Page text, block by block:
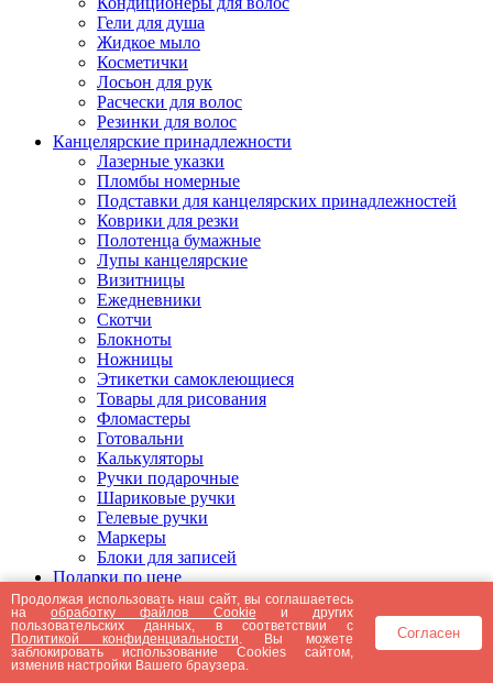
Гели для душа
Жидкое мыло
Косметички
Лосьон для рук
Расчески для волос
Резинки для волос
Канцелярские принадлежности
Лазерные указки
Пломбы номерные
Подставки для канцелярских принадлежностей
Коврики для резки
Полотенца бумажные
Лупы канцелярские
Визитницы
Ежедневники
Скотчи
Блокноты
Ножницы
Этикетки самоклеющиеся
Товары для рисования
Фломастеры
Готовальни
Калькуляторы
Ручки подарочные
Шариковые ручки
Гелевые ручки
Маркеры
Блоки для записей
Подарки по цене
Подарки от 5000 рублей
Подарки до 5000 рублей
Подарки до 3000 рублей
Подарки до 2000 рублей
Подарки до 1000 рублей
Продолжая использовать наш сайт, вы соглашаетесь
наобработку файлов Cookie и других
пользовательских данных, в соответствии с
Политикой конфиденциальности . Вы можете
заблокировать использование Cookies сайтом,
изменив настройки Вашего браузера.
Согласен